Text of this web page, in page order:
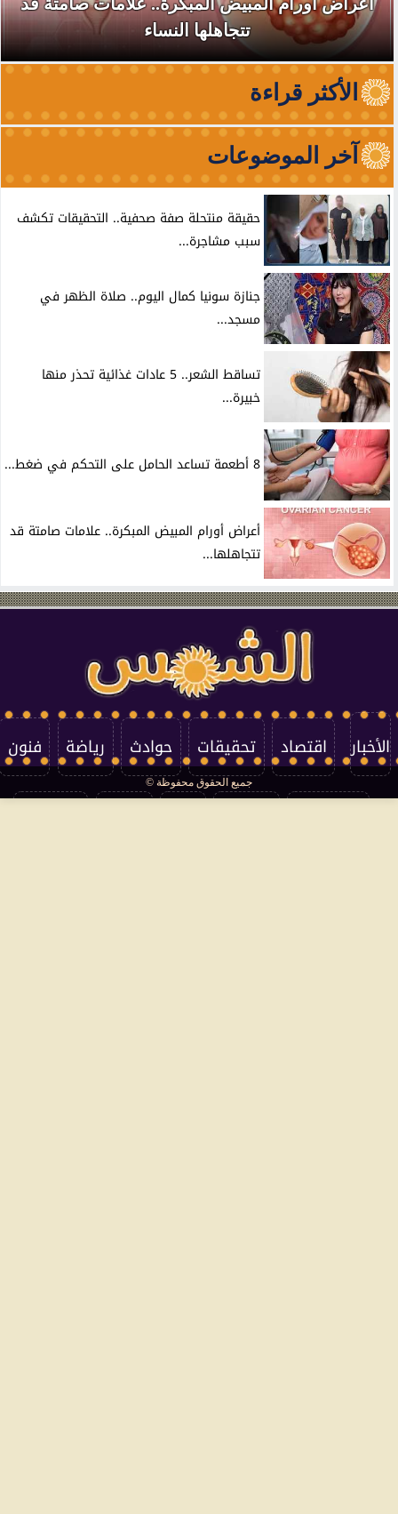
تتجاهلها النساء
الأكثر قراءة
آخر الموضوعات
حقيقة منتحلة صفة صحفية.. التحقيقات تكشف
سبب مشاجرة...
جنازة سونيا كمال اليوم.. صلاة الظهر في
مسجد...
تساقط الشعر.. 5 عادات غذائية تحذر منها
خبيرة...
8 أطعمة تساعد الحامل على التحكم في ضغط...
أعراض أورام المبيض المبكرة.. علامات صامتة قد
تتجاهلها...
الأخبار اقتصاد تحقيقات حوادث رياضة فنون
جميع الحقوق محفوظة ©